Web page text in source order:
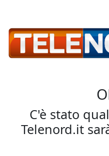
C'è stato
Telenord.it